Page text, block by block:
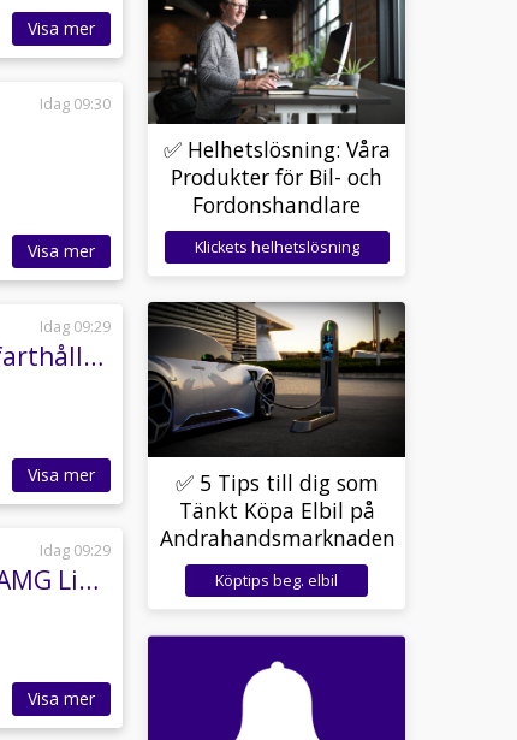
Visa mer
Idag 09:30
Visa mer
Idag 09:29
Volvo V60 D4 R-Design / Kamera / Drag / Adaptiv farthållare
Visa mer
Idag 09:29
Mercedes-Benz GLE 53 AMG 53 HYBRID 4MATIC+ AMG Line Premium Plus
Visa mer
✅ Helhetslösning: Våra
Produkter för Bil- och
Fordonshandlare
Klickets helhetslösning
✅ 5 Tips till dig som
Tänkt Köpa Elbil på
Andrahandsmarknaden
Köptips beg. elbil